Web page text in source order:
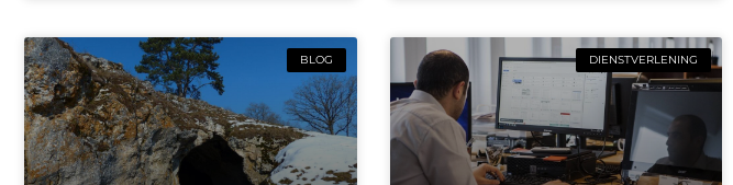
BLOG DIENSTVERLENING